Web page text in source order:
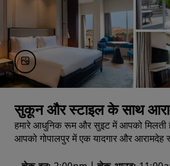
सुकून और स्टाइल के साथ
हमारे आधुनिक रूम और सुइट में आपको मिलती
आपको गोपालपुर में एक यादगार और आरामदेह